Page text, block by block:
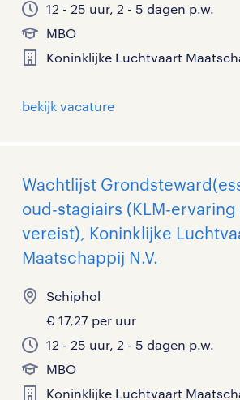
12 - 25 uur, 2 - 5 dagen p.w.
MBO
Koninklijke Luchtvaart
bekijk vacature
Wachtlijst
oud-stagiairs (KLM-ervaring
vereist), Koninklijke
Maatschappij N.V.
Schiphol
€ 17,27 per uur
12 - 25 uur, 2 - 5 dagen p.w.
MBO
Koninklijke Luchtvaart